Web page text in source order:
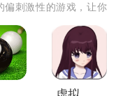
准备了强大的社
游戏增加了趣味
偏刺激性的游戏，让你